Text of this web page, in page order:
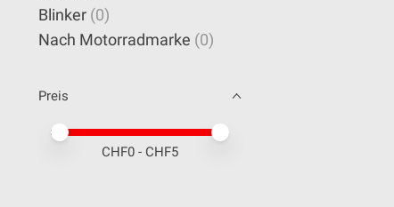
Blinker (0)
Nach Motorradmarke (0)
Preis
Preis – Mindestwert
Price maximum value
CHF0 - CHF5